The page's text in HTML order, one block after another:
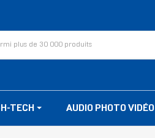
TECH AUDIO PHOTO VIDÉO